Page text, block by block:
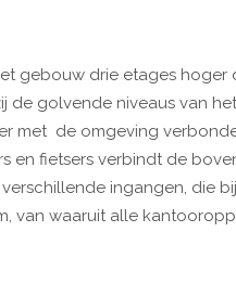
gebouw drie etages hoger
de golvende niveaus van
met de omgeving
en fietsers verbindt de
ingangen, die
van waaruit alle